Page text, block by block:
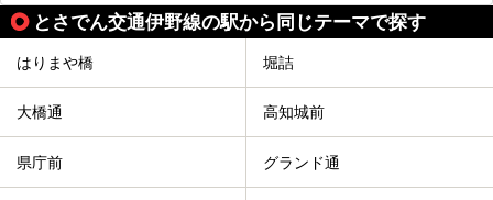
とさでん交通伊野線の駅から同じテーマで探す
はりまや橋 堀詰
大橋通 高知城前
県庁前 グランド通